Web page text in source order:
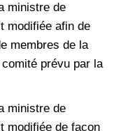
ministre de
modifiée afin de
membres de la
prévu par la
ministre de
modifiée de façon